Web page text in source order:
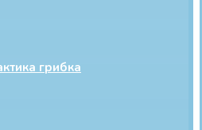
грибка